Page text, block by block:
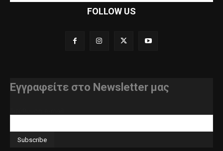
FOLLOW US
Εγγραφείτε στο Newsletter μας